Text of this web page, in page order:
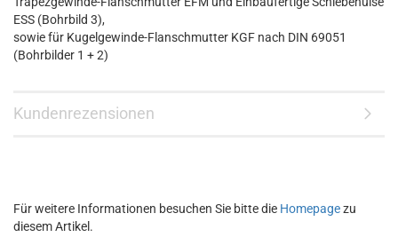
ESS (Bohrbild 3),
sowie für Kugelgewinde-Flanschmutter KGF nach DIN 69051
(Bohrbilder 1 + 2)
Kundenrezensionen
Für weitere Informationen besuchen Sie bitte die Homepagezu
diesem Artikel.